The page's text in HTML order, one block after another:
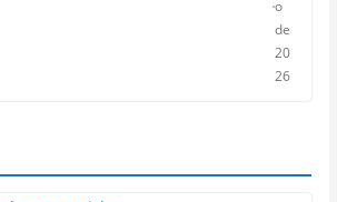
o
de
20
26